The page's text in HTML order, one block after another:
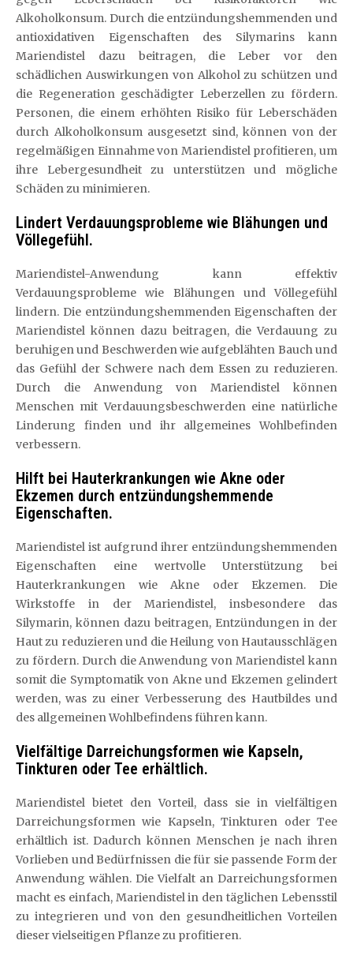
Alkoholkonsum. Durch die entzündungshemmenden und
antioxidativen Eigenschaften des Silymarins kann
Mariendistel dazu beitragen, die Leber vor den
schädlichen Auswirkungen von Alkohol zu schützen und
die Regeneration geschädigter Leberzellen zu fördern.
Personen, die einem erhöhten Risiko für Leberschäden
durch Alkoholkonsum ausgesetzt sind, können von der
regelmäßigen Einnahme von Mariendistel profitieren, um
ihre Lebergesundheit zu unterstützen und mögliche
Schäden zu minimieren.
Lindert Verdauungsprobleme wie Blähungen und
Völlegefühl.
Mariendistel-Anwendung kann effektiv
Verdauungsprobleme wie Blähungen und Völlegefühl
lindern. Die entzündungshemmenden Eigenschaften der
Mariendistel können dazu beitragen, die Verdauung zu
beruhigen und Beschwerden wie aufgeblähten Bauch und
das Gefühl der Schwere nach dem Essen zu reduzieren.
Durch die Anwendung von Mariendistel können
Menschen mit Verdauungsbeschwerden eine natürliche
Linderung finden und ihr allgemeines Wohlbefinden
verbessern.
Hilft bei Hauterkrankungen wie Akne oder
Ekzemen durch entzündungshemmende
Eigenschaften.
Mariendistel ist aufgrund ihrer entzündungshemmenden
Eigenschaften eine wertvolle Unterstützung bei
Hauterkrankungen wie Akne oder Ekzemen. Die
Wirkstoffe in der Mariendistel, insbesondere das
Silymarin, können dazu beitragen, Entzündungen in der
Haut zu reduzieren und die Heilung von Hautausschlägen
zu fördern. Durch die Anwendung von Mariendistel kann
somit die Symptomatik von Akne und Ekzemen gelindert
werden, was zu einer Verbesserung des Hautbildes und
des allgemeinen Wohlbefindens führen kann.
Vielfältige Darreichungsformen wie Kapseln,
Tinkturen oder Tee erhältlich.
Mariendistel bietet den Vorteil, dass sie in vielfältigen
Darreichungsformen wie Kapseln, Tinkturen oder Tee
erhältlich ist. Dadurch können Menschen je nach ihren
Vorlieben und Bedürfnissen die für sie passende Form der
Anwendung wählen. Die Vielfalt an Darreichungsformen
macht es einfach, Mariendistel in den täglichen Lebensstil
zu integrieren und von den gesundheitlichen Vorteilen
dieser vielseitigen Pflanze zu profitieren.